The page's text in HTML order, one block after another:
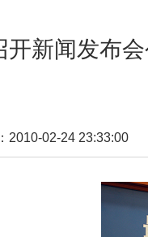
开新闻发布
2010-02-24 23:33:00